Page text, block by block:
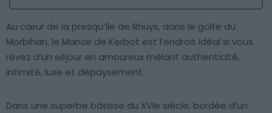
Au cœur de la presqu’île de Rhuys, dans le golfe du
Morbihan, le Manoir de Kerbot est l’endroit idéal si vous
rêvez d’un séjour en amoureux mêlant authenticité,
intimité, luxe et dépaysement.
Dans une superbe bâtisse du XVIe siècle, bordée d’un